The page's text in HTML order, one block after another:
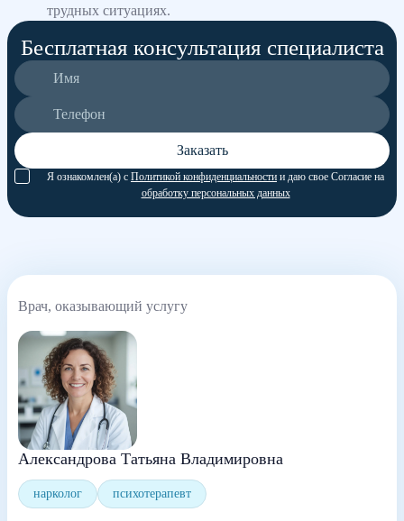
трудных ситуациях.
Бесплатная консультация специалиста
Заказать
Я ознакомлен(а) с Политикой конфиденциальности и даю свое Согласие на
обработку персональных данных
Врач, оказывающий услугу
Александрова Татьяна Владимировна
нарколог психотерапевт